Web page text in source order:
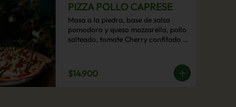
PIZZA POLLO CAPRESE
Masa a la piedra, base de salsa
pomodoro y queso mozzarella, pollo
salteado, tomate Cherry confitado y
$14.900